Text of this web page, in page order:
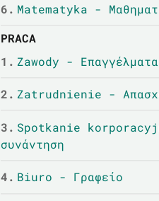
6. Matematyka -
PRACA
1. Zawody - Επαγγέλματα
2. Zatrudnienie -
3. Spotkanie
συνάντηση
4. Biuro - Γραφείο